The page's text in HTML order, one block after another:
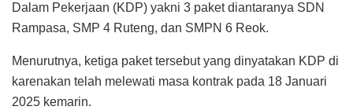
Dalam Pekerjaan (KDP) yakni 3 paket diantaranya SDN
Rampasa, SMP 4 Ruteng, dan SMPN 6 Reok.
Menurutnya, ketiga paket tersebut yang dinyatakan KDP di
karenakan telah melewati masa kontrak pada 18 Januari
2025 kemarin.